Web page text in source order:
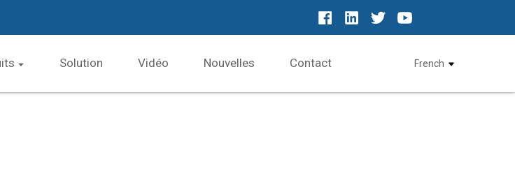
Solution Vidéo Nouvelles Contact French